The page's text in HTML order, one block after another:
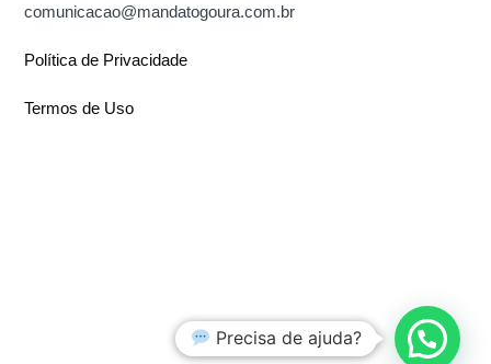
comunicacao@mandatogoura.com.br
Política de Privacidade
Termos de Uso
Precisa de ajuda?